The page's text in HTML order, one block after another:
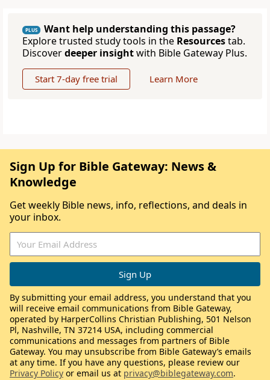
PLUS
Want help understanding this passage?
Explore trusted study tools in the Resourcestab.
Discoverdeeper insightwith Bible Gateway Plus.
Start 7-day free trial Learn More
Sign Up for Bible Gateway: News &
Knowledge
Get weekly Bible news, info, reflections, and deals in
your inbox.
By submitting your email address, you understand that you
will receive email communications from Bible Gateway,
operated by HarperCollins Christian Publishing, 501 Nelson
Pl, Nashville, TN 37214 USA, including commercial
communications and messages from partners of Bible
Gateway. You may unsubscribe from Bible Gateway’s emails
at any time. If you have any questions, please review our
Privacy Policy or email us at privacy@biblegateway.com.